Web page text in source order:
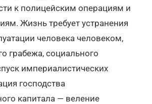
к полицейским операциям и
Жизнь требует устранения
человека человеком,
грабежа, социального
империалистических
господства
капитала — веление